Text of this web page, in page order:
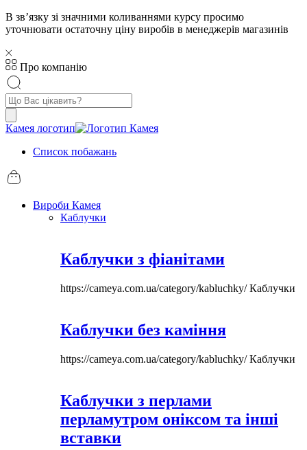
В звʼязку зі значними коливаннями курсу просимо
уточнювати остаточну ціну виробів в менеджерів магазинів
Про компанію
Пошук
товарів
Камея логотип
Список побажань
Вироби Камея
Каблучки
Каблучки з фіанітами
https://cameya.com.ua/category/kabluchky/Каблучки
Каблучки без каміння
https://cameya.com.ua/category/kabluchky/Каблучки
Каблучки з перлами
перламутром оніксом та інші
вставки